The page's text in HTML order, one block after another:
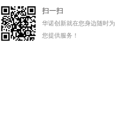
扫一扫
华诺创新就在您身边随时为
您提供服务！